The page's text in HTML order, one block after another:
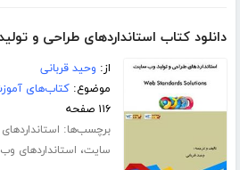
دانلود کتاب استانداردهای طراحی و
از: وحید قربانی
موضوع:کتاب‌های
۱۱۶ صفحه
برچسب‌ها:
سایت، استانداردهای وب